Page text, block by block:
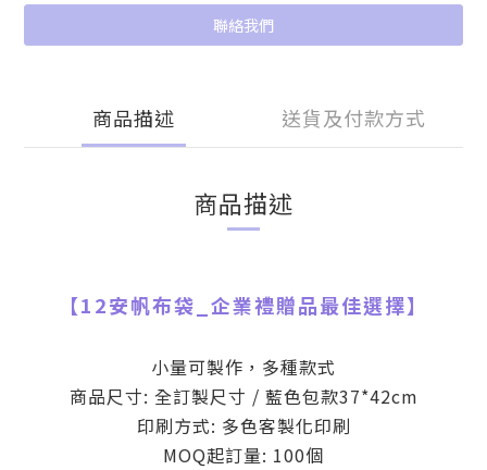
聯絡我們
商品描述 送貨及付款方式
商品描述
【12安帆布袋 企業禮贈品最佳選擇】
小量可製作，多種款式
商品尺寸: 全訂製尺寸 / 藍色包款37*42cm
印刷方式: 多色客製化印刷
MOQ起訂量: 100個